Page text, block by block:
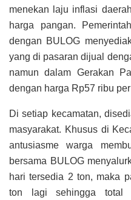
menekan laju inflasi
harga pangan.
dengan BULOG
yang di pasaran dijual
namun dalam Gerakan
dengan harga Rp57 ribu
Di setiap kecamatan,
masyarakat. Khusus di
antusiasme warga
bersama BULOG
hari tersedia 2 ton, maka
ton lagi sehingga